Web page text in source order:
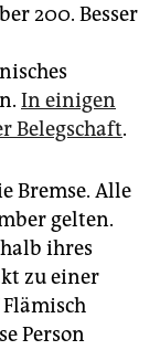
200. Besser
In einigen
Belegschaft.
Bremse. Alle
gelten.
ihres
zu einer
Person